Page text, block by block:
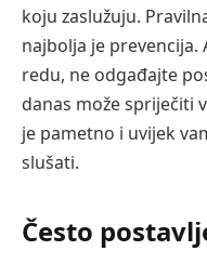
koju zaslužuju.
najbolja je
redu, ne odgađajte
danas može spriječiti
je pametno i uvijek
slušati.
Često